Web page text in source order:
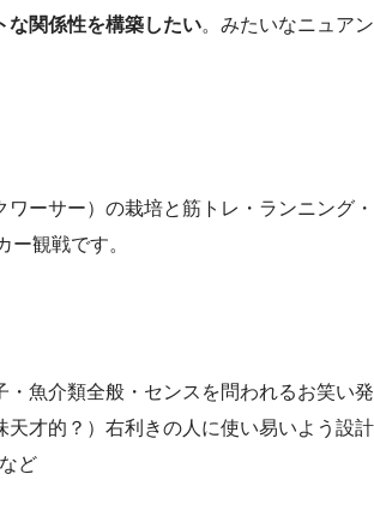
な関係性を構築したい。みたいなニュアン
ワーサー）の栽培と筋トレ・ランニング・
観戦です。
・魚介類全般・センスを問われるお笑い発
天才的？）右利きの人に使い易いよう設計
ど